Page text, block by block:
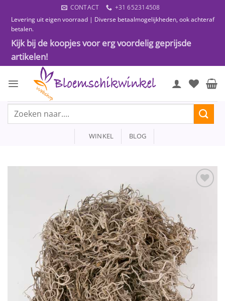
naar
inhoud
CONTACT
+31 652314508
Levering uit eigen voorraad | Diverse betaalmogelijkheden, ook achteraf
betalen.
Kijk bij de koopjes voor erg voordelig geprijsde
artikelen!
Zoeken
WINKEL BLOG
wenslijst